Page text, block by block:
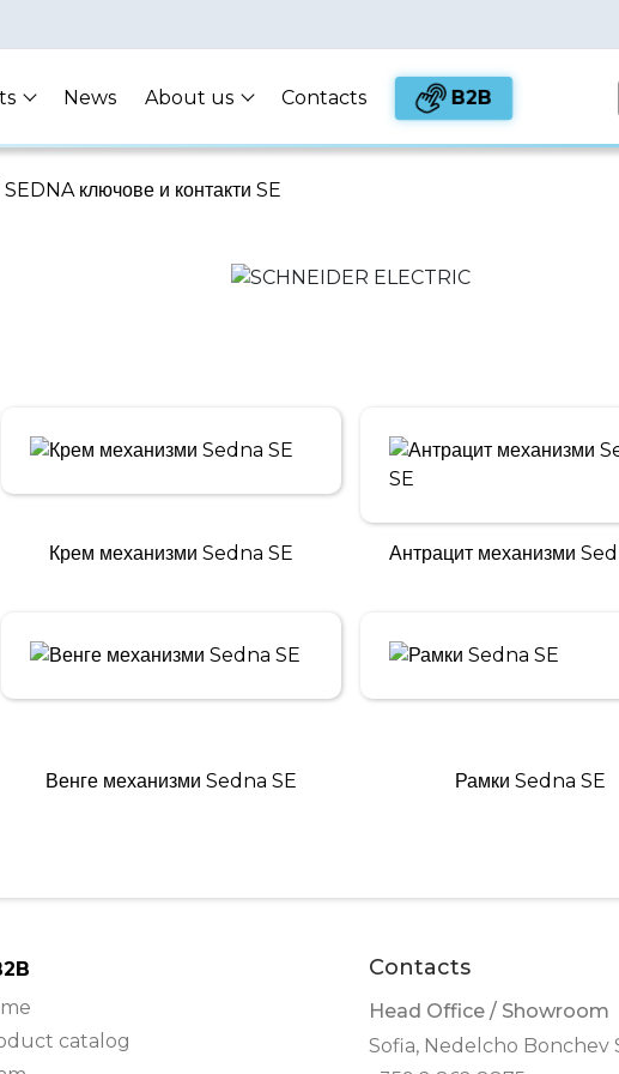
News About us Contacts B2B
SEDNA ключове и контакти SE
Крем механизми Sedna SE Антрацит механизми
Венге механизми Sedna SE Рамки Sedna SE
catalog
Contacts
Head Office / Showroom
Sofia, Nedelcho Bonchev